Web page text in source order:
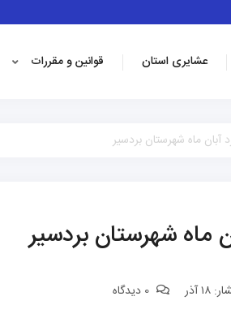
عشایری استان قوانین و مقررات
ماه شهرستان بردسیر
ماه شهرستان بردسیر
آذر